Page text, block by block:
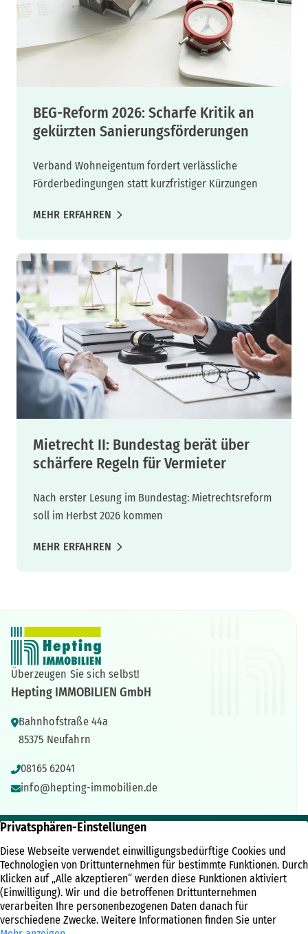
BEG-Reform 2026: Scharfe Kritik an
gekürzten Sanierungsförderungen
Verband Wohneigentum fordert verlässliche
Förderbedingungen statt kurzfristiger Kürzungen
MEHR ERFAHREN
Mietrecht II: Bundestag berät über
schärfere Regeln für Vermieter
Nach erster Lesung im Bundestag: Mietrechtsreform
soll im Herbst 2026 kommen
MEHR ERFAHREN
Überzeugen Sie sich selbst!
Hepting IMMOBILIEN GmbH
Bahnhofstraße 44a
85375 Neufahrn
08165 62041
info@hepting-immobilien.de
IMMOBILIEN
Immobilienangebote
Referenzen
Immobilien News
ÜBER UNS
Unternehmen
Kundenbewertungen
Team
RECHTLICHES
Kontakt
Impressum
Datenschutz